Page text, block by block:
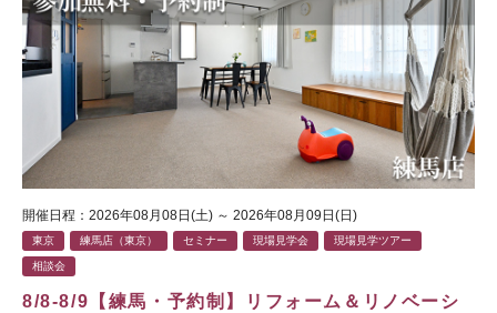
開催日程：2026年08月08日(土) ～ 2026年08月09日(日)
東京 練馬店（東京） セミナー 現場見学会 現場見学ツアー
相談会
8/8-8/9【練馬・予約制】リフォーム＆リノベーシ